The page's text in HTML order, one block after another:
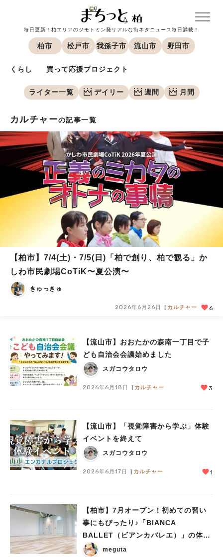
毎日更新！柏エリアのジモトミン発リアルな街ネタニュース毎日満載！
柏市 松戸市 我孫子市 流山市 野田市
くらし 買って応援プロジェクト
ライター一覧 デイリー 週間 月間
カルチャーの記事一覧
【柏市】7/4(土)・7/5(日)「柏で創り、柏で観る」か
しわ市民劇場CoTiK〜夏公演〜
きゅっきゅ
2026年6月26日 カルチャー 6
【流山市】おおたかの森南一丁目で子
ども自治会会議始めました
スガコウタロウ
2026年6月18日 カルチャー 3
【流山市】「視覚障害から学ぶ」体験
イベントを終えて
スガコウタロウ
2026年6月17日 カルチャー 1
【柏市】7月オープン！初めての習い
事にもぴったり♪「BIANCA
BALLET（ビアンカバレエ）」の体験
会が開催♪〈6/24,28〉
meguta